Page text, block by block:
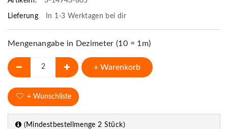
Lieferung In 1-3 Werktagen bei dir
Mengenangabe in Dezimeter (10 = 1m)
+ Warenkorb
+ Wunschliste
(Mindestbestellmenge 2 Stück)